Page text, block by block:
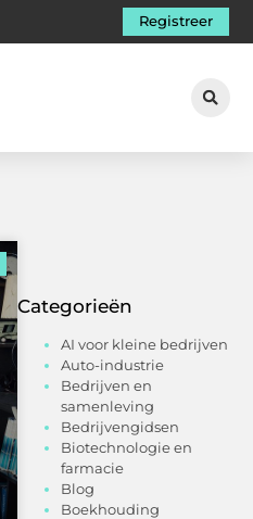
Registreer
Categorieën
AI voor kleine bedrijven
Auto-industrie
Bedrijven en
samenleving
Bedrijvengidsen
Biotechnologie en
farmacie
Blog
Boekhouding